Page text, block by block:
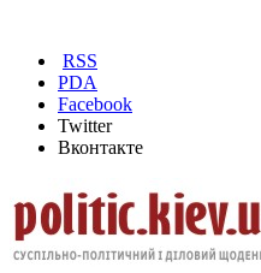
RSS
PDA
Facebook
Twitter
Вконтакте